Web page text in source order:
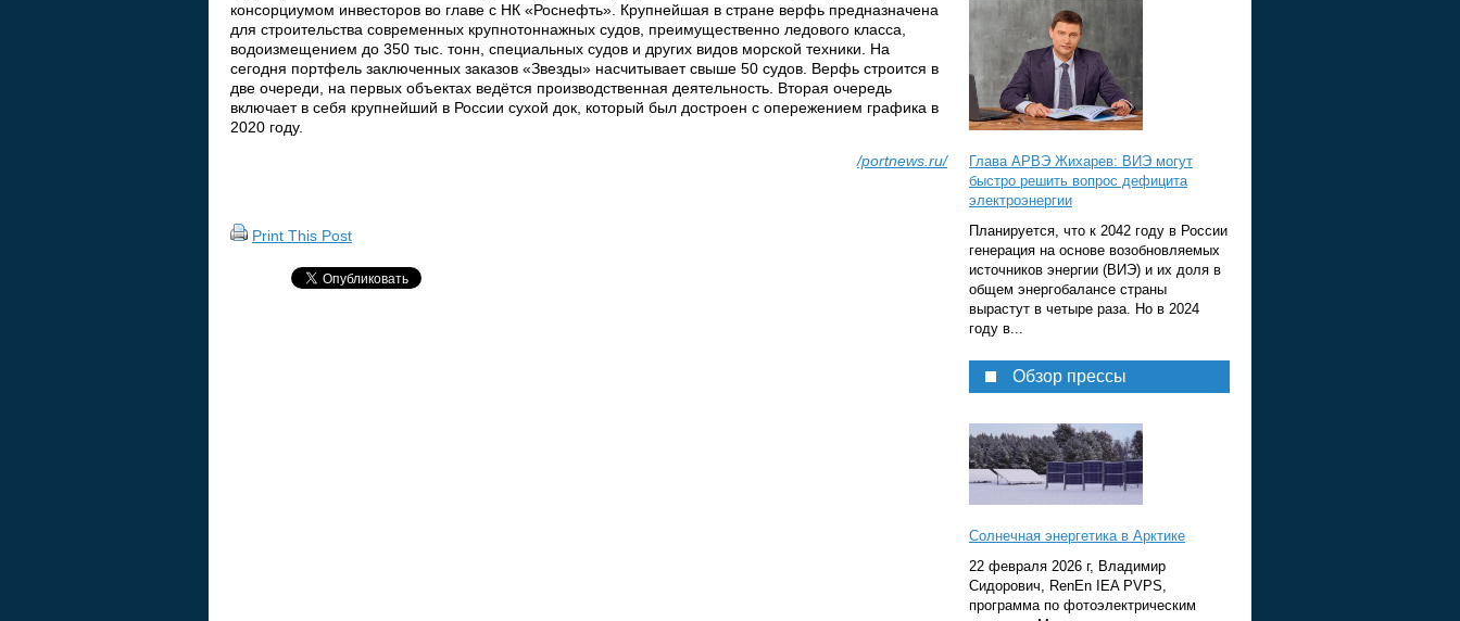
консорциумом инвесторов во главе с НК «Роснефть». Крупнейшая в стране верфь предназначена
для строительства современных крупнотоннажных судов, преимущественно ледового класса,
водоизмещением до 350 тыс. тонн, специальных судов и других видов морской техники. На
сегодня портфель заключенных заказов «Звезды» насчитывает свыше 50 судов. Верфь строится в
две очереди, на первых объектах ведётся производственная деятельность. Вторая очередь
включает в себя крупнейший в России сухой док, который был достроен с опережением графика в
2020 году.
/portnews.ru/
Print This Post
Глава АРВЭ Жихарев: ВИЭ могут
быстро решить вопрос дефицита
электроэнергии
Планируется, что к 2042 году в России
генерация на основе возобновляемых
источников энергии (ВИЭ) и их доля в
общем энергобалансе страны
вырастут в четыре раза. Но в 2024
году в...
Обзор прессы
Солнечная энергетика в Арктике
22 февраля 2026 г, Владимир
Сидорович, RenEn IEA PVPS,
программа по фотоэлектрическим